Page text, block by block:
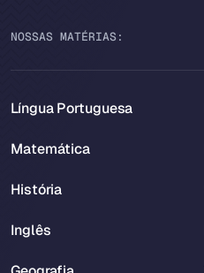
NOSSAS MATÉRIAS:
Língua Portuguesa
Matemática
História
Inglês